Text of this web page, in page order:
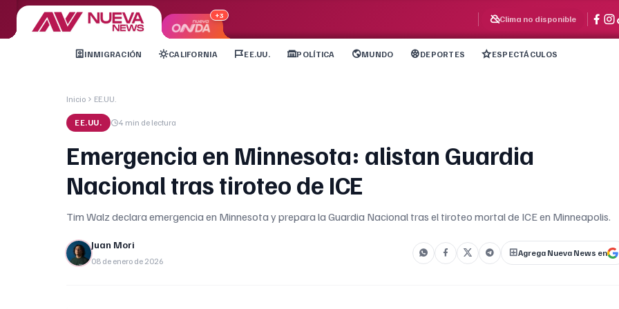
+3 Clima no disponible
INMIGRACIÓN CALIFORNIA EE.UU. POLÍTICA MUNDO DEPORTES ESPECTÁCULOS
Inicio EE.UU.
EE.UU. 4 min de lectura
Emergencia en Minnesota: alistan Guardia
Nacional tras tiroteo de ICE
Tim Walz declara emergencia en Minnesota y prepara la Guardia Nacional tras el tiroteo mortal de ICE en Minneapolis.
Juan Mori
08 de enero de 2026
Agrega Nueva News en